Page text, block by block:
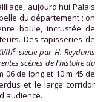
aujourd'hui Palais
du département ; on
boule, incrustée de
Des tapisseries de
e siècle par H.Reydams
scènes de l'histoire du
06 de long et 10 m 45 de
et le large corridor